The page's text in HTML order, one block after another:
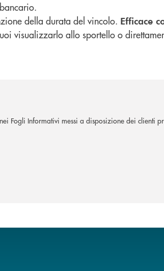
della durata del vincolo. Efficace
visualizzarlo allo sportello o
Fogli Informativi messi a disposizione dei clienti